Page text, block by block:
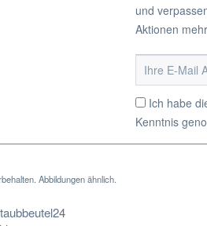
und
Aktionen
Ich habe
Kenntnis
Abbildungen ähnlich.